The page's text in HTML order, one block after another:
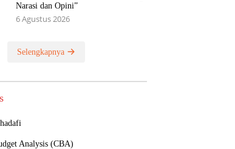
Narasi dan Opini”
6 Agustus 2026
Selengkapnya
Analysis (CBA)